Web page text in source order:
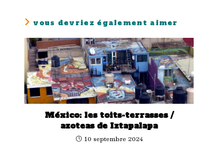
vous devriez également aimer
México: les toits-terrasses /
azoteas de Iztapalapa
10 septembre 2024